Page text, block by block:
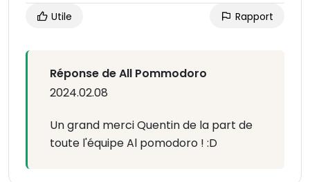
Utile Rapport
Réponse de All Pommodoro
2024.02.08
Un grand merci Quentin de la part de
toute l'équipe Al pomodoro ! :D